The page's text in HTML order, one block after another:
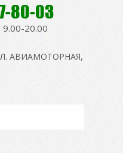
80-03
20.00
АВИАМОТОРНАЯ,